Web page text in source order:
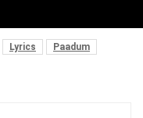
Lyrics
Paadum